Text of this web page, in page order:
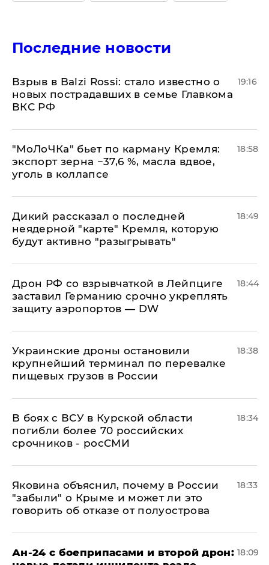
Последние новости
Взрыв в Balzi Rossi: стало известно о
новых пострадавших в семье Главкома
ВКС РФ
19:16
​"МоЛоЧКа" бьет по карману Кремля:
экспорт зерна −37,6 %, масла вдвое,
уголь в коллапсе
18:58
Дикий рассказал о последней
неядерной "карте" Кремля, которую
будут активно "разыгрывать"
18:49
​Дрон РФ со взрывчаткой в Лейпциге
заставил Германию срочно укреплять
защиту аэропортов — DW
18:44
Украинские дроны остановили
крупнейший терминал по перевалке
пищевых грузов в России
18:38
В боях с ВСУ в Курской области
погибли более 70 российских
срочников - росСМИ
18:34
Яковина объяснил, почему в России
"забыли" о Крыме и может ли это
говорить об отказе от полуострова
18:33
Ан-24 с боеприпасами и второй дрон: 18:09